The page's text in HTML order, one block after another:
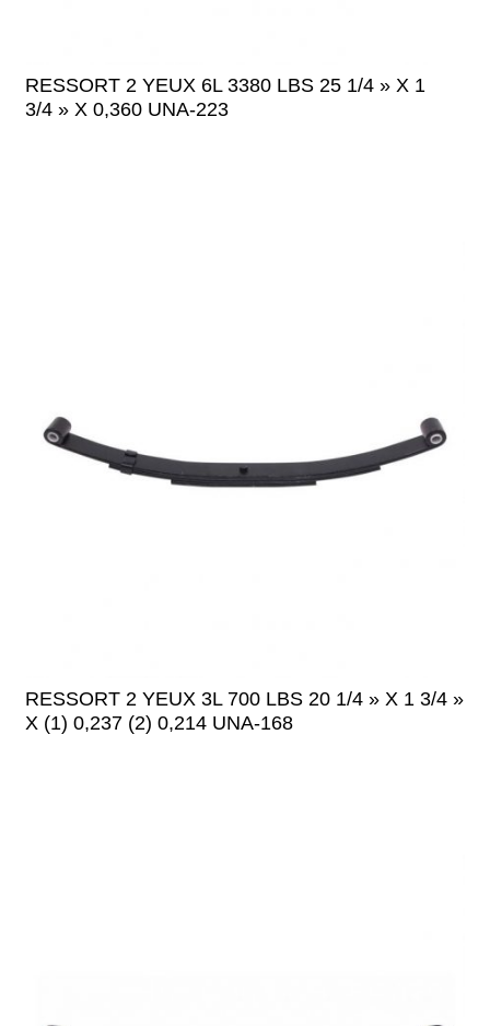
RESSORT 2 YEUX 6L 3380 LBS 25 1/4 » X 1
3/4 » X 0,360 UNA-223
RESSORT 2 YEUX 3L 700 LBS 20 1/4 » X 1 3/4 »
X (1) 0,237 (2) 0,214 UNA-168